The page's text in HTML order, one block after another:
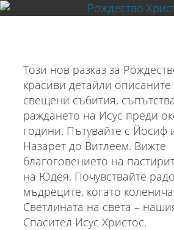
Този нов разказ за
красиви детайли
свещени събития,
раждането на Исус преди
години. Пътувайте с Йосиф
Назарет до Витлеем. Вижте
благоговението на
на Юдея. Почувствайте
мъдреците, когато
Светлината на света –
Спасител Исус Христос.